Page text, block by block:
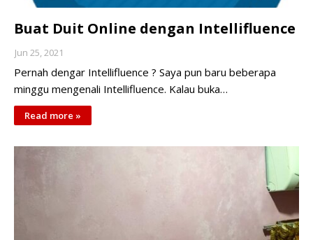
Buat Duit Online dengan Intellifluence
Jun 25, 2021
Pernah dengar Intellifluence ? Saya pun baru beberapa
minggu mengenali Intellifluence. Kalau buka…
Read more »